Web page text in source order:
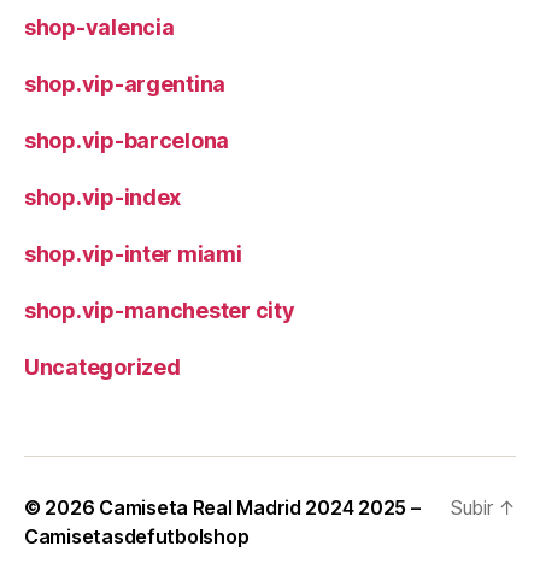
shop-valencia
shop.vip-argentina
shop.vip-barcelona
shop.vip-index
shop.vip-inter miami
shop.vip-manchester city
Uncategorized
© 2026 Camiseta Real Madrid 2024 2025 –
Camisetasdefutbolshop
Subir ↑